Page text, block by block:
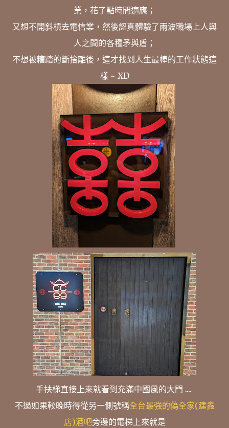
業，花了點時間適應；
又想不開斜槓去電信業，然後認真體驗了兩波職場上人與
人之間的各種矛與盾；
不想被糟踏的斷捨離後，這才找到人生最棒的工作狀態這
樣 ~ XD
手扶梯直接上來就看到充滿中國風的大門 ....
不過如果較晚時得從另一側號稱全台最強的偽全家(建鑫
店)酒吧旁邊的電梯上來就是